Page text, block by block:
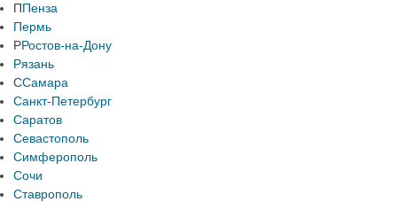
ППенза
Пермь
РРостов-на-Дону
Рязань
ССамара
Санкт-Петербург
Саратов
Севастополь
Симферополь
Сочи
Ставрополь